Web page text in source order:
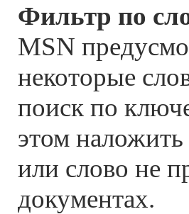
Фильтр по
MSN
некоторые
поиск по
этом
или слово не
документах.